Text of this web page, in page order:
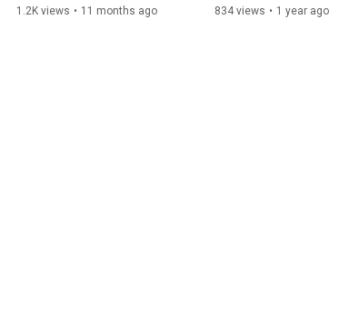
1.2K views • 11 months ago
834 views • 1 year ago